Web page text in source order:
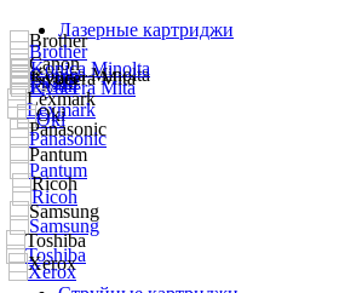
Лазерные картриджи